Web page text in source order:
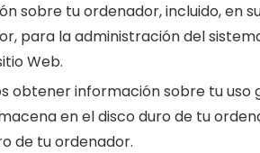
sobre tu ordenador, incluido, en
para la administración del
Web.
obtener información sobre tu
en el disco duro de tu
de tu ordenador.